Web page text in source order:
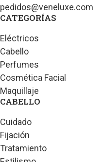
pedidos@veneluxe.com
CATEGORÍAS
Eléctricos
Cabello
Perfumes
Cosmética Facial
Maquillaje
CABELLO
Cuidado
Fijación
Tratamiento